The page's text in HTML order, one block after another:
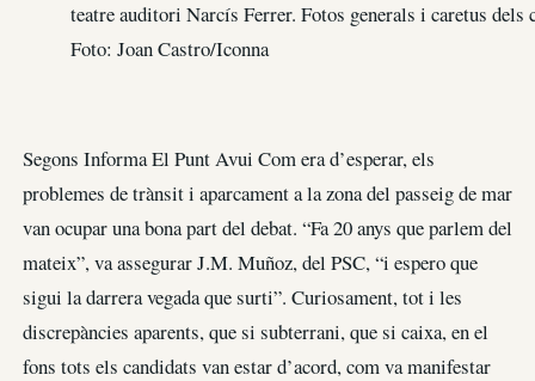
teatre auditori Narcís Ferrer. Fotos generals i caretus dels
Foto: Joan Castro/Iconna
Segons Informa El Punt Avui Com era d’esperar, els
problemes de trànsit i aparcament a la zona del passeig de mar
van ocupar una bona part del debat. “Fa 20 anys que parlem del
mateix”, va assegurar J.M. Muñoz, del PSC, “i espero que
sigui la darrera vegada que surti”. Curiosament, tot i les
discrepàncies aparents, que si subterrani, que si caixa, en el
fons tots els candidats van estar d’acord, com va manifestar